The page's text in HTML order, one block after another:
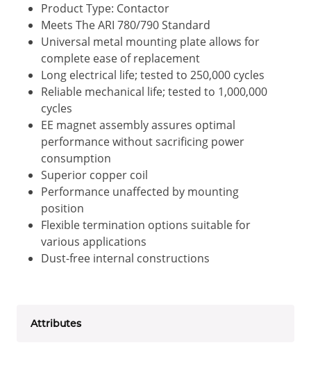
Product Type: Contactor
Meets The ARI 780/790 Standard
Universal metal mounting plate allows for
complete ease of replacement
Long electrical life; tested to 250,000 cycles
Reliable mechanical life; tested to 1,000,000
cycles
EE magnet assembly assures optimal
performance without sacrificing power
consumption
Superior copper coil
Performance unaffected by mounting
position
Flexible termination options suitable for
various applications
Dust-free internal constructions
Attributes